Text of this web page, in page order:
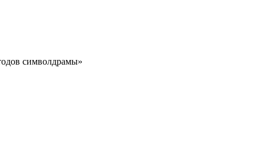
символдрамы»